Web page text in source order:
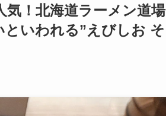
気！北海道ラーメン道場
いわれる”えびしお そ